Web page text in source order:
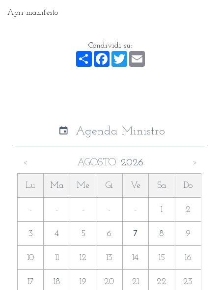
Apri manifesto
Condividi su:
Share Facebook
Twitter
Agenda Ministro
< AGOSTO 2026 >
Lu Ma Me Gi Ve Sa Do
- - - - - 1 2
3 4 5 6 7 8 9
10 11 12 13 14 15 16
17 18 19 20 21 22 23